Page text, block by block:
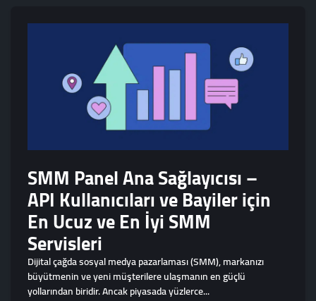
SMM Panel Ana Sağlayıcısı –
API Kullanıcıları ve Bayiler için
En Ucuz ve En İyi SMM
Servisleri
Dijital çağda sosyal medya pazarlaması (SMM), markanızı
büyütmenin ve yeni müşterilere ulaşmanın en güçlü
yollarından biridir. Ancak piyasada yüzlerce...